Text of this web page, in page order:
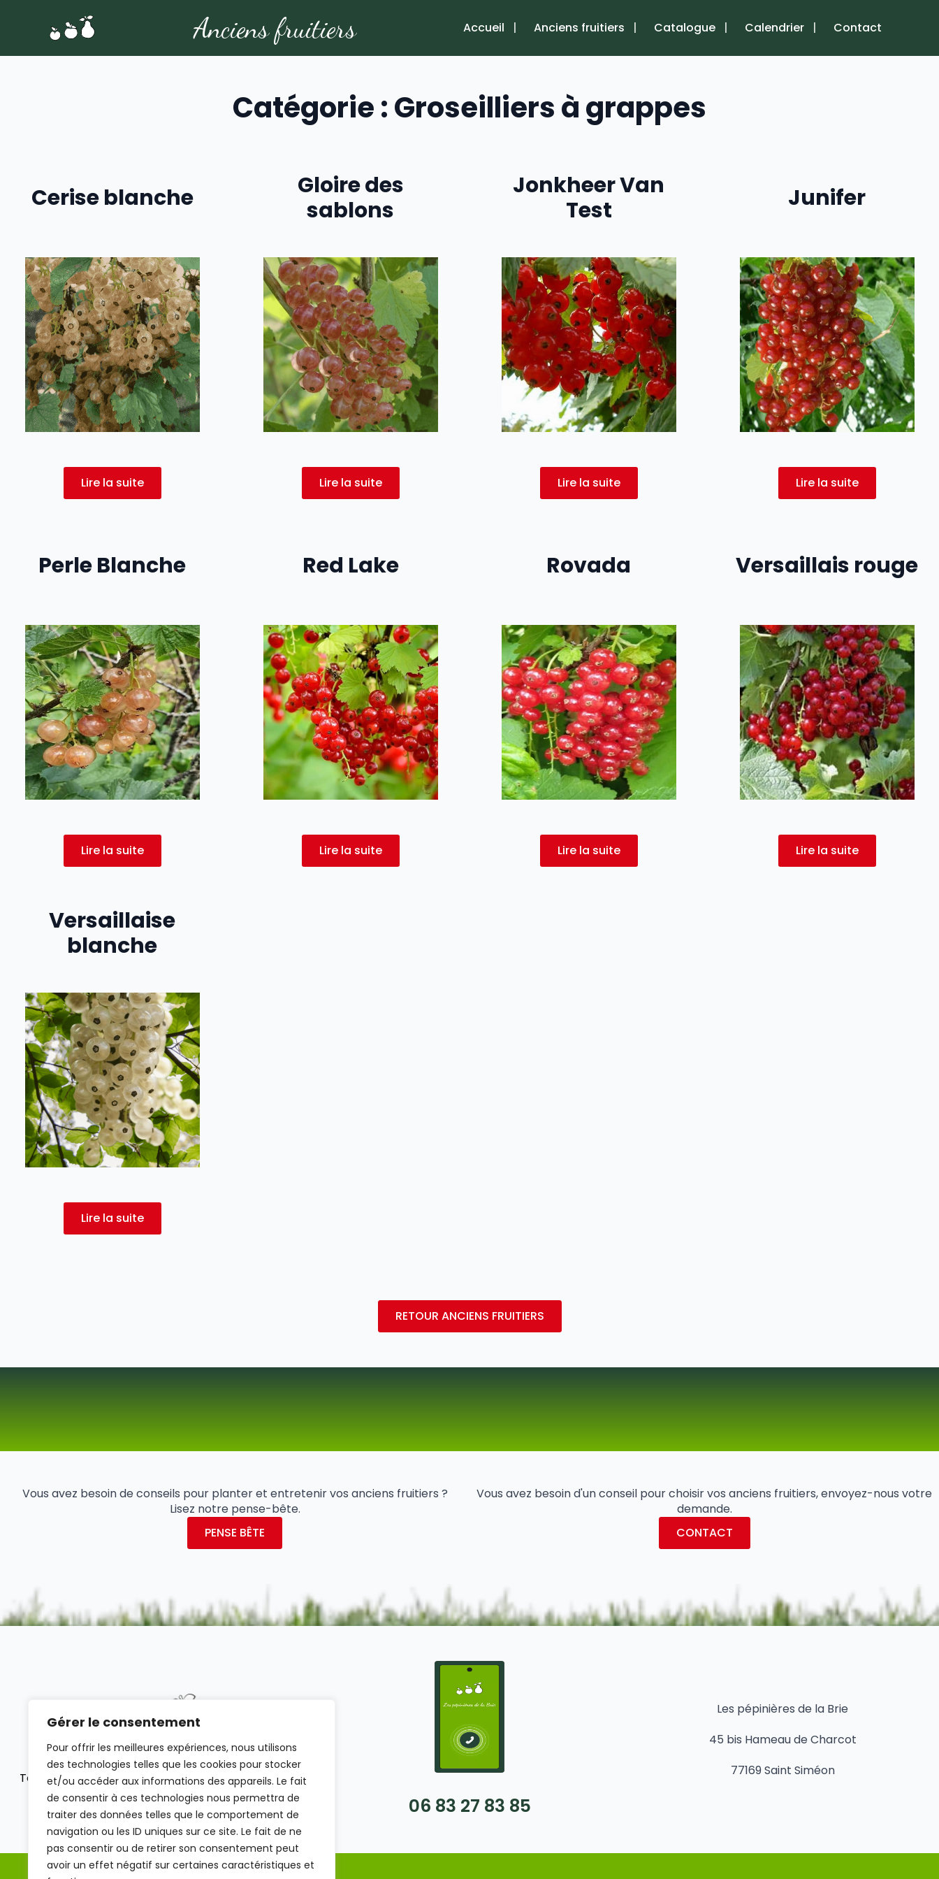
Gérer le consentement
Pour offrir les meilleures expériences, nous utilisons
des technologies telles que les cookies pour stocker
et/ou accéder aux informations des appareils. Le fait
de consentir à ces technologies nous permettra de
traiter des données telles que le comportement de
navigation ou les ID uniques sur ce site. Le fait de ne
pas consentir ou de retirer son consentement peut
avoir un effet négatif sur certaines caractéristiques et
Anciens fruitiers Accueil Anciens fruitiers Catalogue Calendrier Contact
Catégorie :Groseilliers à grappes
Cerise blanche
Lire la suite
Gloire des
sablons
Lire la suite
Jonkheer Van
Test
Lire la suite
Junifer
Lire la suite
Perle Blanche
Lire la suite
Red Lake
Lire la suite
Rovada
Lire la suite
Versaillais rouge
Lire la suite
Versaillaise
blanche
Lire la suite
RETOUR ANCIENS FRUITIERS
Vous avez besoin de conseils pour planter et entretenir vos anciens fruitiers ?
Lisez notre pense-bête.
PENSE BÊTE
Vous avez besoin d'un conseil pour choisir vos anciens fruitiers, envoyez-nous votre
demande.
CONTACT
Tous droits réservés 2023 Les pépinières de la Brie
06 83 27 83 85
Les pépinières de la Brie
45 bis Hameau de Charcot
77169 Saint Siméon